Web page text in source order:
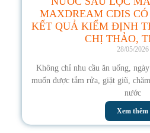
MAXDREAM CDIS
KẾT QUẢ KIỂM ĐỊNH
CHỊ THẢO,
28/05/2026
Không chỉ nhu cầu ăn uống,
muốn được tắm rửa, giặt giũ,
nước
Xem thêm